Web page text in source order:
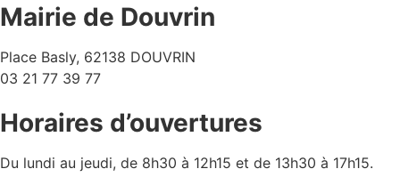
Mairie de Douvrin
Place Basly, 62138 DOUVRIN
03 21 77 39 77
Horaires d’ouvertures
Du lundi au jeudi, de 8h30 à 12h15 et de 13h30 à 17h15.